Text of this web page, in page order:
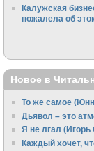
Калужская
пожалела об
Новое в
То же самое
Дьявол – это
Я не лгал (Игорь
Каждый хочет,